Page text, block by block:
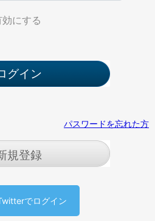
にする
パスワードを忘れた方
規登録
でログイン